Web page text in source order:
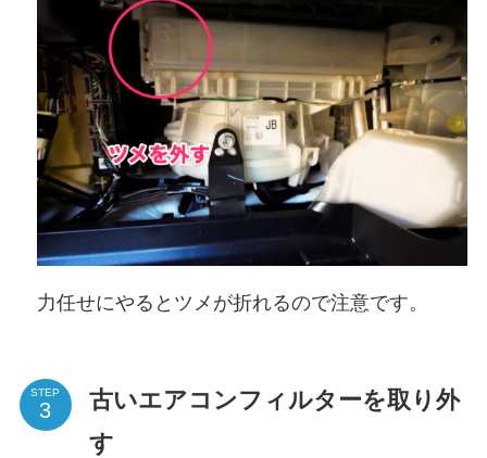
力任せにやるとツメが折れるので注意です。
STEP
古いエアコンフィルターを取り外
す